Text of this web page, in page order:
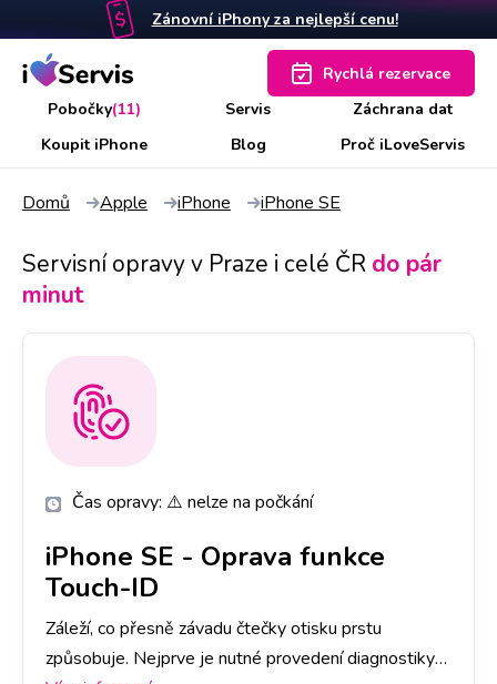
Zánovní iPhony za nejlepší cenu!
Pobočky(11) Servis
Záchrana dat
Koupit iPhone
Blog Proč iLoveServis
Rychlá rezervace
Domů Apple iPhone iPhone SE
Servisní opravy v Praze i celé ČR do pár
minut
Čas opravy: ⚠️ nelze na počkání
iPhone SE - Oprava funkce
Touch-ID
Záleží, co přesně závadu čtečky otisku prstu
způsobuje. Nejprve je nutné provedení diagnostiky